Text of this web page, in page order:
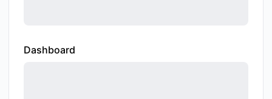
Dashboard